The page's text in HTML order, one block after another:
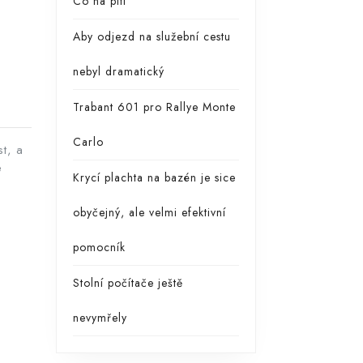
a
Aby odjezd na služební cestu
nebyl dramatický
Trabant 601 pro Rallye Monte
Carlo
Krycí plachta na bazén je sice
obyčejný, ale velmi efektivní
pomocník
Stolní počítače ještě
nevymřely